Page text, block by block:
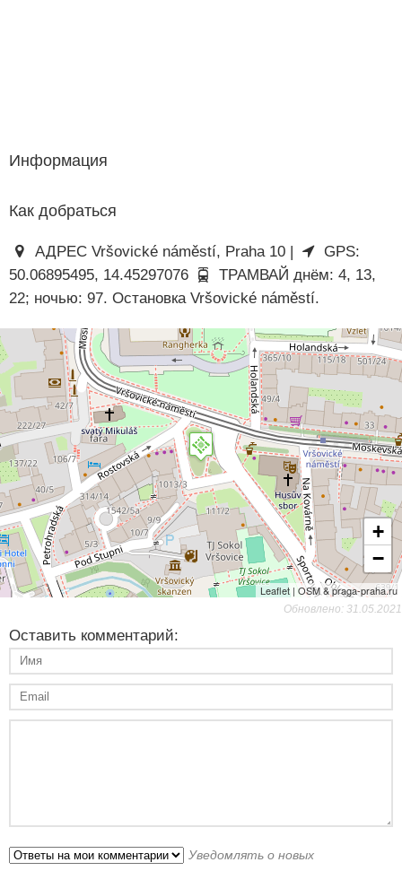
Информация
Как добраться
АДРЕС Vršovické náměstí, Praha 10 |
GPS:
50.06895495, 14.45297076
ТРАМВАЙ днём: 4, 13,
22; ночью: 97. Остановка Vršovické náměstí.
+
−
Leaflet | OSM & praga-praha.ru
Обновлено: 31.05.2021
Оставить комментарий:
Уведомлять о новых